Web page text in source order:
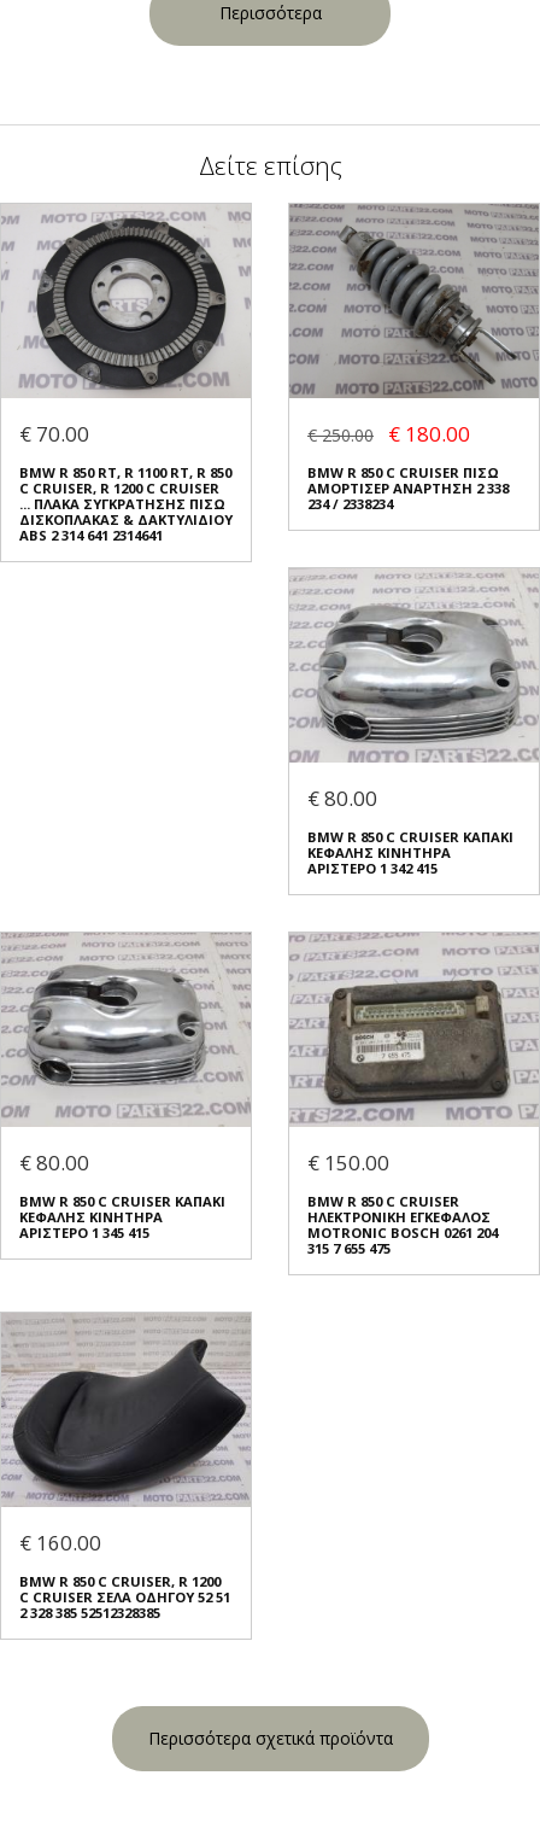
Περισσότερα
Δείτε επίσης
€ 70.00
BMW R 850 RT, R 1100 RT, R 850
C CRUISER, R 1200 C CRUISER
... ΠΛΑΚΑ ΣΥΓΚΡΑΤΗΣΗΣ ΠΙΣΩ
ΔΙΣΚΟΠΛΑΚΑΣ & ΔΑΚΤΥΛΙΔΙΟΥ
ABS 2 314 641 2314641
€ 250.00 € 180.00
BMW R 850 C CRUISER ΠΙΣΩ
ΑΜΟΡΤΙΣΕΡ ΑΝΑΡΤΗΣΗ 2 338
234 / 2338234
€ 80.00
BMW R 850 C CRUISER ΚΑΠΑΚΙ
ΚΕΦΑΛΗΣ ΚΙΝΗΤΗΡΑ
ΑΡΙΣΤΕΡΟ 1 342 415
€ 80.00
BMW R 850 C CRUISER ΚΑΠΑΚΙ
ΚΕΦΑΛΗΣ ΚΙΝΗΤΗΡΑ
ΑΡΙΣΤΕΡΟ 1 345 415
€ 150.00
BMW R 850 C CRUISER
ΗΛΕΚΤΡΟΝΙΚΗ ΕΓΚΕΦΑΛΟΣ
MOTRONIC BOSCH 0261 204
315 7 655 475
€ 160.00
BMW R 850 C CRUISER, R 1200
C CRUISER ΣΕΛΑ ΟΔΗΓΟΥ 52 51
2 328 385 52512328385
Περισσότερα σχετικά προϊόντα